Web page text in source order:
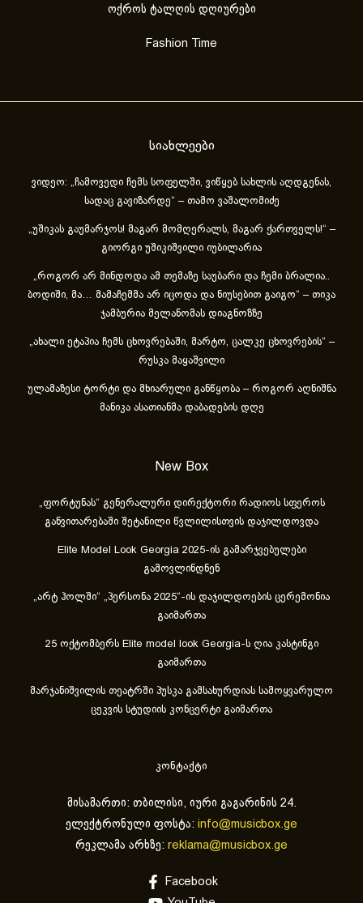
ოქროს ტალღის დღიურები
Fashion Time
სიახლეები
ვიდეო: „ჩამოვედი ჩემს სოფელში, ვიწყებ სახლის აღდგენას,
სადაც გავიზარდე“ – თამო ვაშალომიძე
„უშიკას გაუმარჯოს! მაგარ მომღერალს, მაგარ ქართველს!“ –
გიორგი უშიკიშვილი იუბილარია
„როგორ არ მინდოდა ამ თემაზე საუბარი და ჩემი ბრალია..
ბოდიში, მა… მამაჩემმა არ იცოდა და ნიუსებით გაიგო“ – თიკა
ჯამბურია მელანომას დიაგნოზზე
„ახა­ლი ეტა­პია ჩემს ცხოვ­რე­ბა­ში, მარ­ტო, ცალ­კე ცხოვ­რე­ბის“ –
რუსკა მაყაშვილი
ულამაზესი ტორტი და მხიარული განწყობა – როგორ აღნიშნა
მანიკა ასათიანმა დაბადების დღე
New Box
„ფორტუნას“ გენერალური დირექტორი რადიოს სფეროს
განვითარებაში შეტანილი წვლილისთვის დაჯილდოვდა
Elite Model Look Georgia 2025-ის გამარჯვებულები
გამოვლინდნენ
„არტ ჰოლში“ „პერსონა 2025“-ის დაჯილდოების ცერემონია
გაიმართა
25 ოქტომბერს Elite model look Georgia-ს ღია კასტინგი
გაიმართა
მარჯანიშვილის თეატრში პუსკა გამსახურდიას სამოყვარულო
ცეკვის სტუდიის კონცერტი გაიმართა
კონტაქტი
მისამართი: თბილისი, იური გაგარინის 24.
ელექტრონული ფოსტა: info@musicbox.ge
რეკლამა არხზე: reklama@musicbox.ge
Facebook